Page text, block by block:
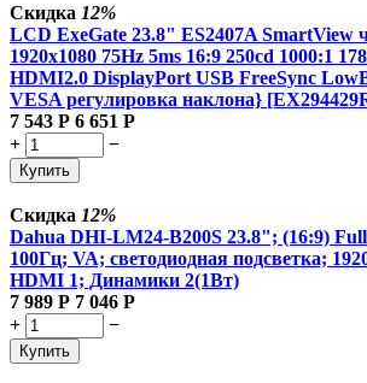
Скидка 12%
LCD ExeGate 23.8" ES2407A SmartView
1920x1080 75Hz 5ms 16:9 250cd 1000:1
HDMI2.0 DisplayPort USB FreeSync
VESA регулировка наклона}
7 543 Р 6 651 Р
+
−
Купить
Скидка 12%
Dahua DHI-LM24-B200S 23.8"; (16:9)
100Гц; VA; светодиодная подсветка;
HDMI 1; Динамики 2(1Вт)
7 989 Р 7 046 Р
+
−
Купить